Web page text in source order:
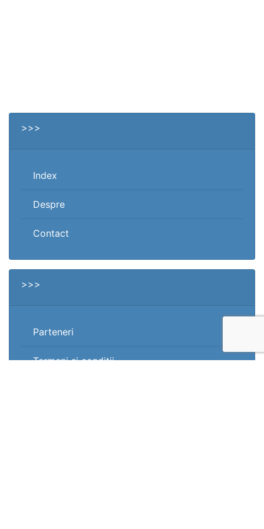
>>>
Index
Despre
Contact
>>>
Parteneri
Termeni și condiții